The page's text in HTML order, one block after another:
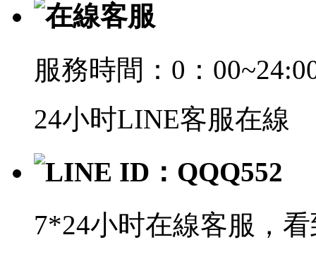
在線客服
服務時間：0：
24小时LINE客服在線
LINE ID：QQQ552
7*24小时在線客服，